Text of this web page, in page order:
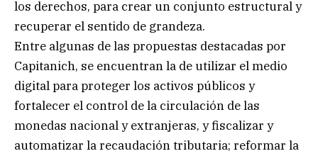
los derechos, para crear un conjunto estructural y
recuperar el sentido de grandeza.
Entre algunas de las propuestas destacadas por
Capitanich, se encuentran la de utilizar el medio
digital para proteger los activos públicos y
fortalecer el control de la circulación de las
monedas nacional y extranjeras, y fiscalizar y
automatizar la recaudación tributaria; reformar la